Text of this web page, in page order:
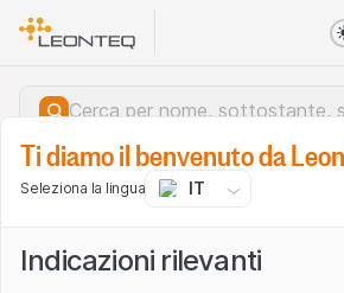
Ti diamo il benvenuto da
Seleziona la lingua IT
Indicazioni rilevanti